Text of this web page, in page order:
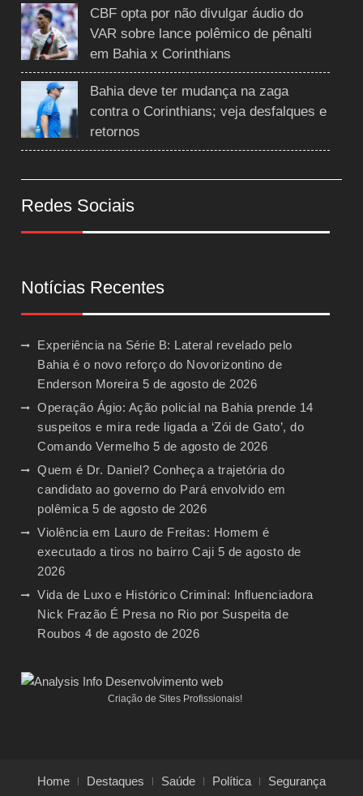
CBF opta por não divulgar áudio do
VAR sobre lance polêmico de pênalti
em Bahia x Corinthians
Bahia deve ter mudança na zaga
contra o Corinthians; veja desfalques e
retornos
Redes Sociais
Notícias Recentes
Experiência na Série B: Lateral revelado pelo
Bahia é o novo reforço do Novorizontino de
Enderson Moreira 5 de agosto de 2026
Operação Ágio: Ação policial na Bahia prende 14
suspeitos e mira rede ligada a ‘Zói de Gato’, do
Comando Vermelho 5 de agosto de 2026
Quem é Dr. Daniel? Conheça a trajetória do
candidato ao governo do Pará envolvido em
polêmica 5 de agosto de 2026
Violência em Lauro de Freitas: Homem é
executado a tiros no bairro Caji 5 de agosto de
2026
Vida de Luxo e Histórico Criminal: Influenciadora
Nick Frazão É Presa no Rio por Suspeita de
Roubos 4 de agosto de 2026
Criação de Sites Profissionais!
Home Destaques Saúde Política
Segurança